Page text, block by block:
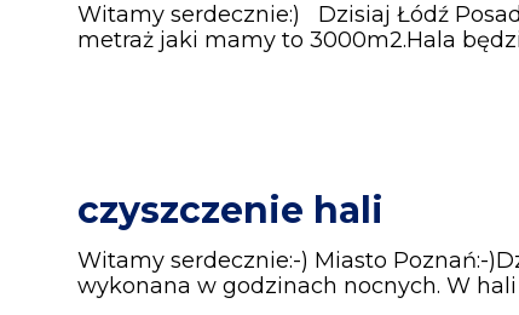
Witamy serdecznie:) Dzisiaj Łódź
metraż jaki mamy to 3000m2.Hala
czyszczenie hali
Witamy serdecznie:-) Miasto Poznań:-
wykonana w godzinach nocnych. W